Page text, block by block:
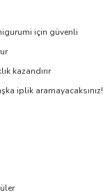
için güvenli
kazandırır
iplik aramayacaksınız!